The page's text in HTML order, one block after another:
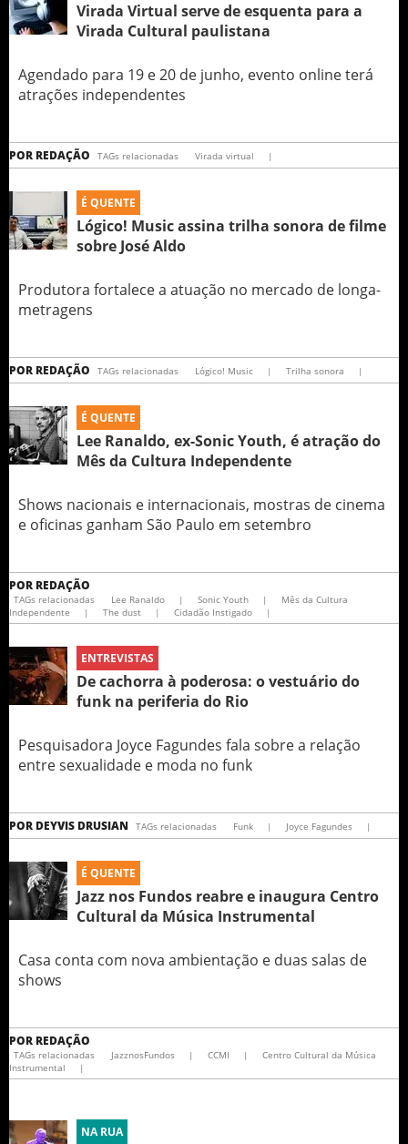
Virada Virtual serve de esquenta para a
Virada Cultural paulistana
Agendado para 19 e 20 de junho, evento online terá
atrações independentes
POR REDAÇÃO TAGs relacionadas Virada virtual |
É QUENTE
Lógico! Music assina trilha sonora de filme
sobre José Aldo
Produtora fortalece a atuação no mercado de longa-
metragens
POR REDAÇÃO TAGs relacionadas Lógico! Music | Trilha sonora |
É QUENTE
Lee Ranaldo, ex-Sonic Youth, é atração do
Mês da Cultura Independente
Shows nacionais e internacionais, mostras de cinema
e oficinas ganham São Paulo em setembro
POR REDAÇÃO
TAGs relacionadas Lee Ranaldo | Sonic Youth |
Mês da Cultura
Independente
| The dust | Cidadão Instigado |
ENTREVISTAS
De cachorra à poderosa: o vestuário do
funk na periferia do Rio
Pesquisadora Joyce Fagundes fala sobre a relação
entre sexualidade e moda no funk
POR DEYVIS DRUSIAN TAGs relacionadas Funk | Joyce Fagundes |
É QUENTE
Jazz nos Fundos reabre e inaugura Centro
Cultural da Música Instrumental
Casa conta com nova ambientação e duas salas de
shows
POR REDAÇÃO
TAGs relacionadas JazznosFundos | CCMI |
Centro Cultural da Música
Instrumental
|
NA RUA